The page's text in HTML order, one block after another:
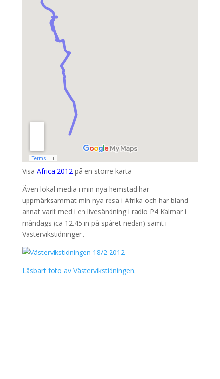
Visa Africa 2012på en större karta
Även lokal media i min nya hemstad har
uppmärksammat min nya resa i Afrika och har bland
annat varit med i en livesändning i radio P4 Kalmar i
måndags (ca 12.45 in på spåret nedan) samt i
Västervikstidningen.
Läsbart foto av Västervikstidningen.